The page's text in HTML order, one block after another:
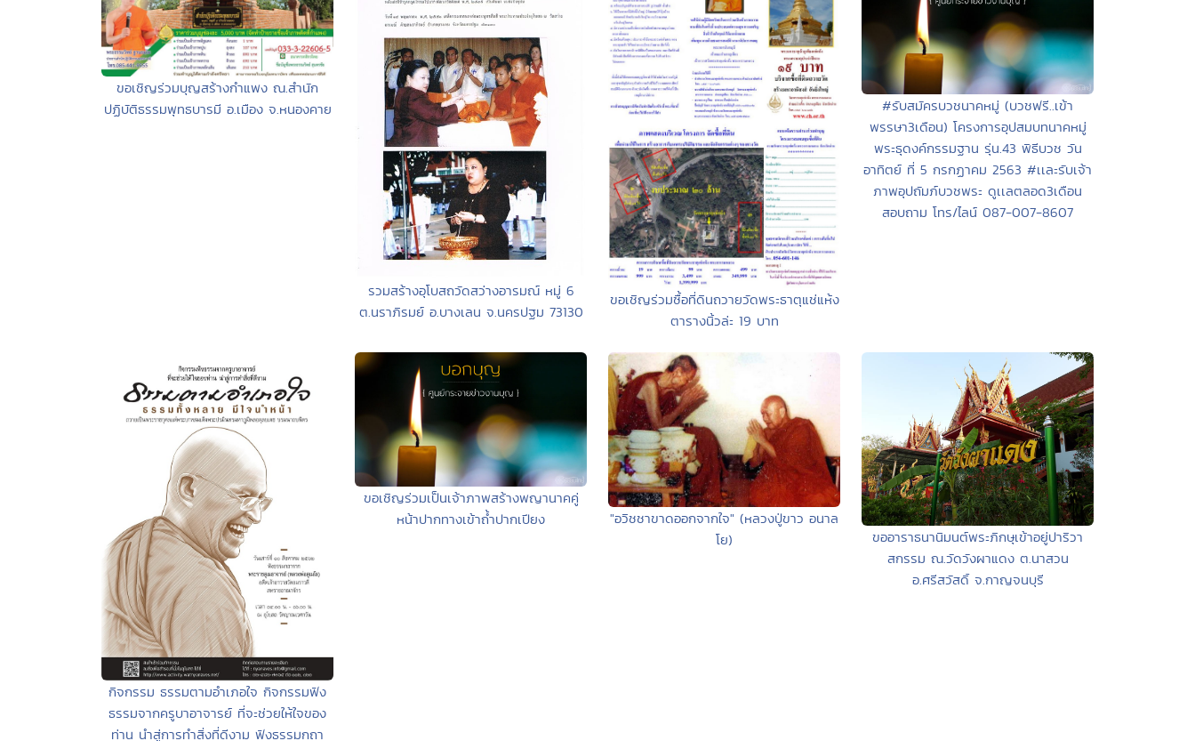
ขอเชิญร่วมบุญสร้างกำแพง ณ.สำนัก
ปฏิบัติธรรมพุทธบารมี อ.เมือง จ.หนองคาย
รวมสร้างอุโบสถวัดสว่างอารมณ์ หมู่ 6
ต.นราภิรมย์ อ.บางเลน จ.นครปฐม 73130
ขอเชิญร่วมซื้อที่ดินถวายวัดพระธาตุแช่แห้ง
ตารางนิ้วล่ะ 19 บาท
#รับสมัครบวชนาคหมู่ (บวชฟรี..เข้า
พรรษา3เดือน) โครงการอุปสมบทนาคหมู่
พระธุดงค์กรรมฐาน รุ่น.43 พิธีบวช วัน
อาทิตย์ ที่ 5 กรกฏาคม 2563 #เเละรับเจ้า
ภาพอุปถัมภ์บวชพระ ดูเเลตลอด3เดือน
สอบถาม โทร/ไลน์ 087-007-8607
กิจกรรม ธรรมตามอำเภอใจ กิจกรรมฟัง
ธรรมจากครูบาอาจารย์ ที่จะช่วยให้ใจของ
ท่าน นำสู่การทำสิ่งที่ดีงาม ฟังธรรมกถา
ขอเชิญร่วมเป็นเจ้าภาพสร้างพญานาคคู่
หน้าปากทางเข้าถ้ำปากเปียง
"อวิชชาขาดออกจากใจ" (หลวงปู่ขาว อนาล
โย)
ขออาราธนานิมนต์พระภิกษุเข้าอยู่ปาริวา
สกรรม ณ.วัดวังผาแดง ต.นาสวน
อ.ศรีสวัสดิ์ จ.กาญจนบุรี